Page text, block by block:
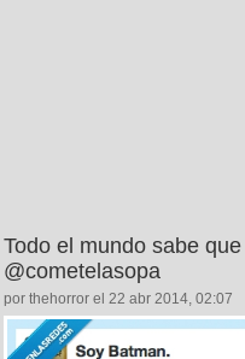
Todo el mundo sabe
@cometelasopa
por thehorror el 22 abr 2014, 02:07